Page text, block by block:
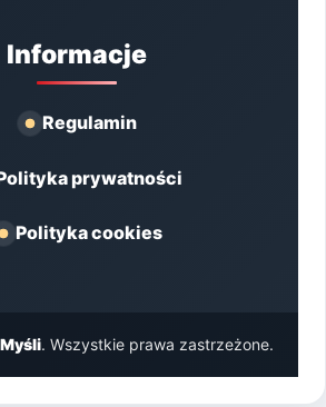
Informacje
Regulamin
prywatności
Polityka cookies
. Wszystkie prawa zastrzeżone.